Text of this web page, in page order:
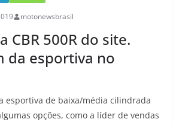
motonewsbrasil
CBR 500R do site.
da esportiva no
esportiva de baixa/média cilindrada
opções, como a líder de vendas